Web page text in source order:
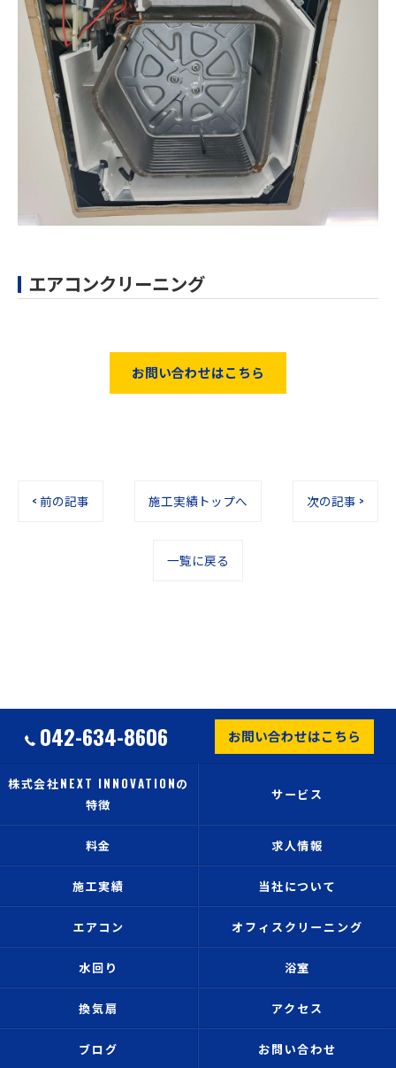
エアコンクリーニング
お問い合わせはこちら
< 前の記事 施工実績トップへ 次の記事 >
一覧に戻る
042-634-8606 お問い合わせはこちら
株式会社NEXT INNOVATIONの
特徴
サービス
料金 求人情報
施工実績 当社について
エアコン オフィスクリーニング
水回り 浴室
換気扇 アクセス
ブログ お問い合わせ